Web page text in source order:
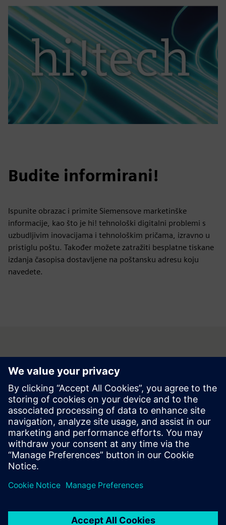
Budite informirani!
Ispunite obrazac i primite Siemensove marketinške
informacije, kao što je hi! tehnološki digitalni problemi s
uzbudljivim inovacijama i tehnološkim pričama, izravno u
pristiglu poštu. Također možete zatražiti besplatne tiskane
izdanja časopisa dostavljene na poštansku adresu koju
navedete.
Kontakt
Imate li pitanja ili želite odjaviti pretplatu na hi!
Tehnologija? Kontaktirajte nas odmah!
Kontaktirajte nas na hitech.at@siemens.com